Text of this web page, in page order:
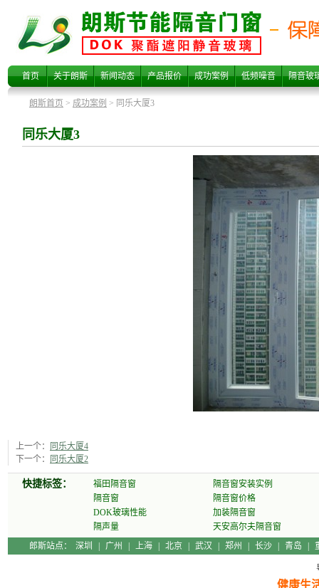
同乐大厦3
首页 关于朗斯 新闻动态 产品报价 成功案例 低频噪音 隔音玻
朗斯首页 > 成功案例 > 同乐大厦3
同乐大厦3
上一个：
同乐大厦4
下一个：
同乐大厦2
快捷标签： 福田隔音窗
隔音窗安装实例
隔音窗
隔音窗价格
DOK玻璃性能
加装隔音窗
隔声量
天安高尔夫隔音窗
郎斯站点：
深圳 广州 上海 北京 武汉 郑州 长沙 青岛
健康生